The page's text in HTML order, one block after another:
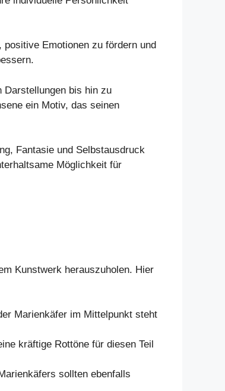
Emotionen zu fördern und
Darstellungen bis hin zu
ein Motiv, das seinen
Fantasie und Selbstausdruck
Möglichkeit für
Kunstwerk herauszuholen. Hier
Marienkäfer im Mittelpunkt steht
kräftige Rottöne für diesen Teil
sollten ebenfalls